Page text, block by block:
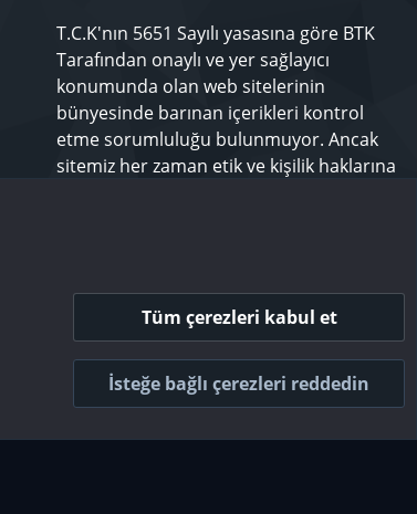
T.C.K'nın 5651 Sayılı yasasına göre BTK
Tarafından onaylı ve yer sağlayıcı
konumunda olan web sitelerinin
bünyesinde barınan içerikleri kontrol
etme sorumluluğu bulunmuyor. Ancak
sitemiz her zaman etik ve kişilik haklarına
Tüm çerezleri kabul et
İsteğe bağlı çerezleri reddedin